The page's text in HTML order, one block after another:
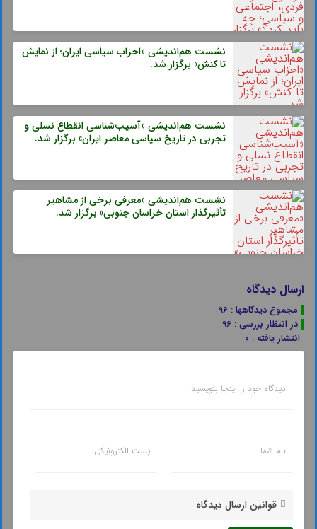
نشست هم‌اندیشی «احزاب سیاسی ایران؛ از نمایش
تا کنش» برگزار شد.
نشست هم‌اندیشی «آسیب‌شناسی انقطاع نسلی و
تجربی در تاریخ سیاسی معاصر ایران» برگزار شد.
نشست هم‌اندیشی «معرفی برخی از مشاهیر
تأثیرگذار استان خراسان جنوبی» برگزار شد.
ارسال دیدگاه
مجموع دیدگاهها : 96
در انتظار بررسی : 96
انتشار یافته : 0
دیدگاه خود را اینجا بنویسید
نام شما پست الکترونیکی
قوانین ارسال دیدگاه